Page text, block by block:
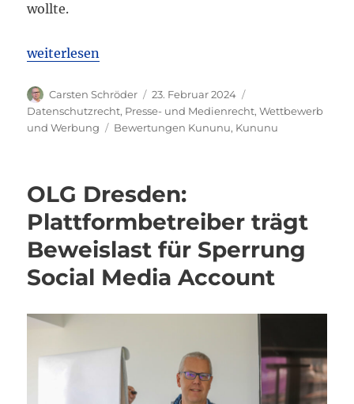
wollte.
„OLG Hamburg: Kununu muss Identität des
weiterlesen
Autor
Carsten Schröder
Veröffentlicht
am
23. Februar 2024
Datenschutzrecht, Presse- und Medienrecht,Wettbewerb
und Werbung
Schlagwörter
Bewertungen Kununu, Kununu
OLG Dresden:
Plattformbetreiber trägt
Beweislast für Sperrung
Social Media Account